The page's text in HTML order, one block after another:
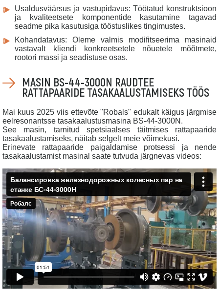
Usaldusväärsus ja vastupidavus: Töötatud konstruktsioon
ja kvaliteetsete komponentide kasutamine tagavad
seadme pika kasutusiga tööstuslikes tingimustes.
Kohandatavus: Oleme valmis modifitseerima masinaid
vastavalt kliendi konkreetsetele nõuetele mõõtmete,
rootori massi ja seadistuse osas.
MASIN BS-44-3000N RAUDTEE
RATTAPAARIDE TASAKAALUSTAMISEKS TÖÖS
Mai kuus 2025 viis ettevõte "Robals" edukalt käigus järgmise
eelresonantsse tasakaalustusmasina BS-44-3000N.
See masin, tarnitud spetsiaalses täitmises rattapaaride
tasakaalustamiseks, näitab selgelt meie võimekusi.
Erinevate rattapaaride paigaldamise protsessi ja nende
tasakaalustamist masinal saate tutvuda järgnevas videos: